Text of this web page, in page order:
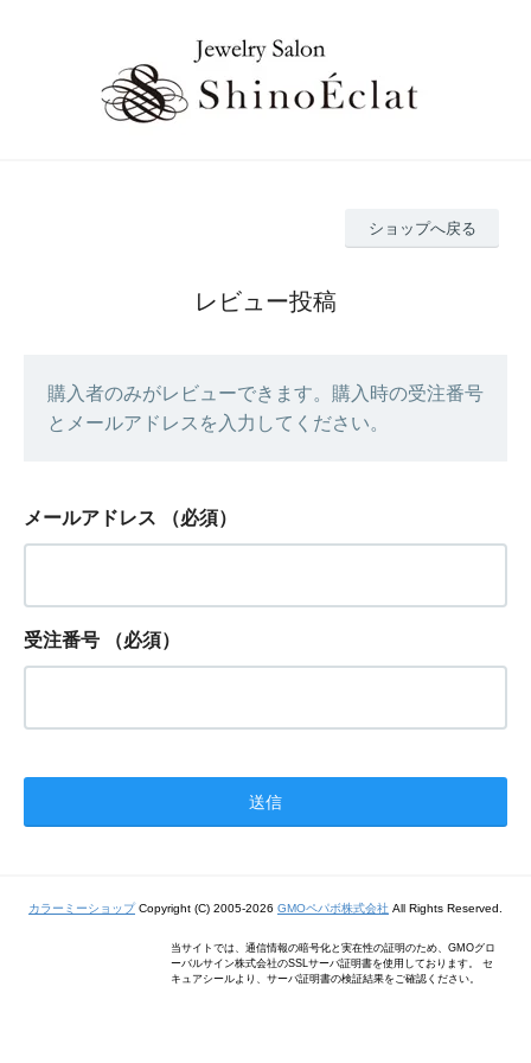
ショップへ戻る
レビュー投稿
購入者のみがレビューできます。購入時の受注番号
とメールアドレスを入力してください。
メールアドレス （必須）
受注番号 （必須）
カラーミーショップCopyright (C) 2005-2026 GMOペパボ株式会社 All Rights Reserved.
当サイトでは、通信情報の暗号化と実在性の証明のため、GMOグロ
ーバルサイン株式会社のSSLサーバ証明書を使用しております。 セ
キュアシールより、サーバ証明書の検証結果をご確認ください。